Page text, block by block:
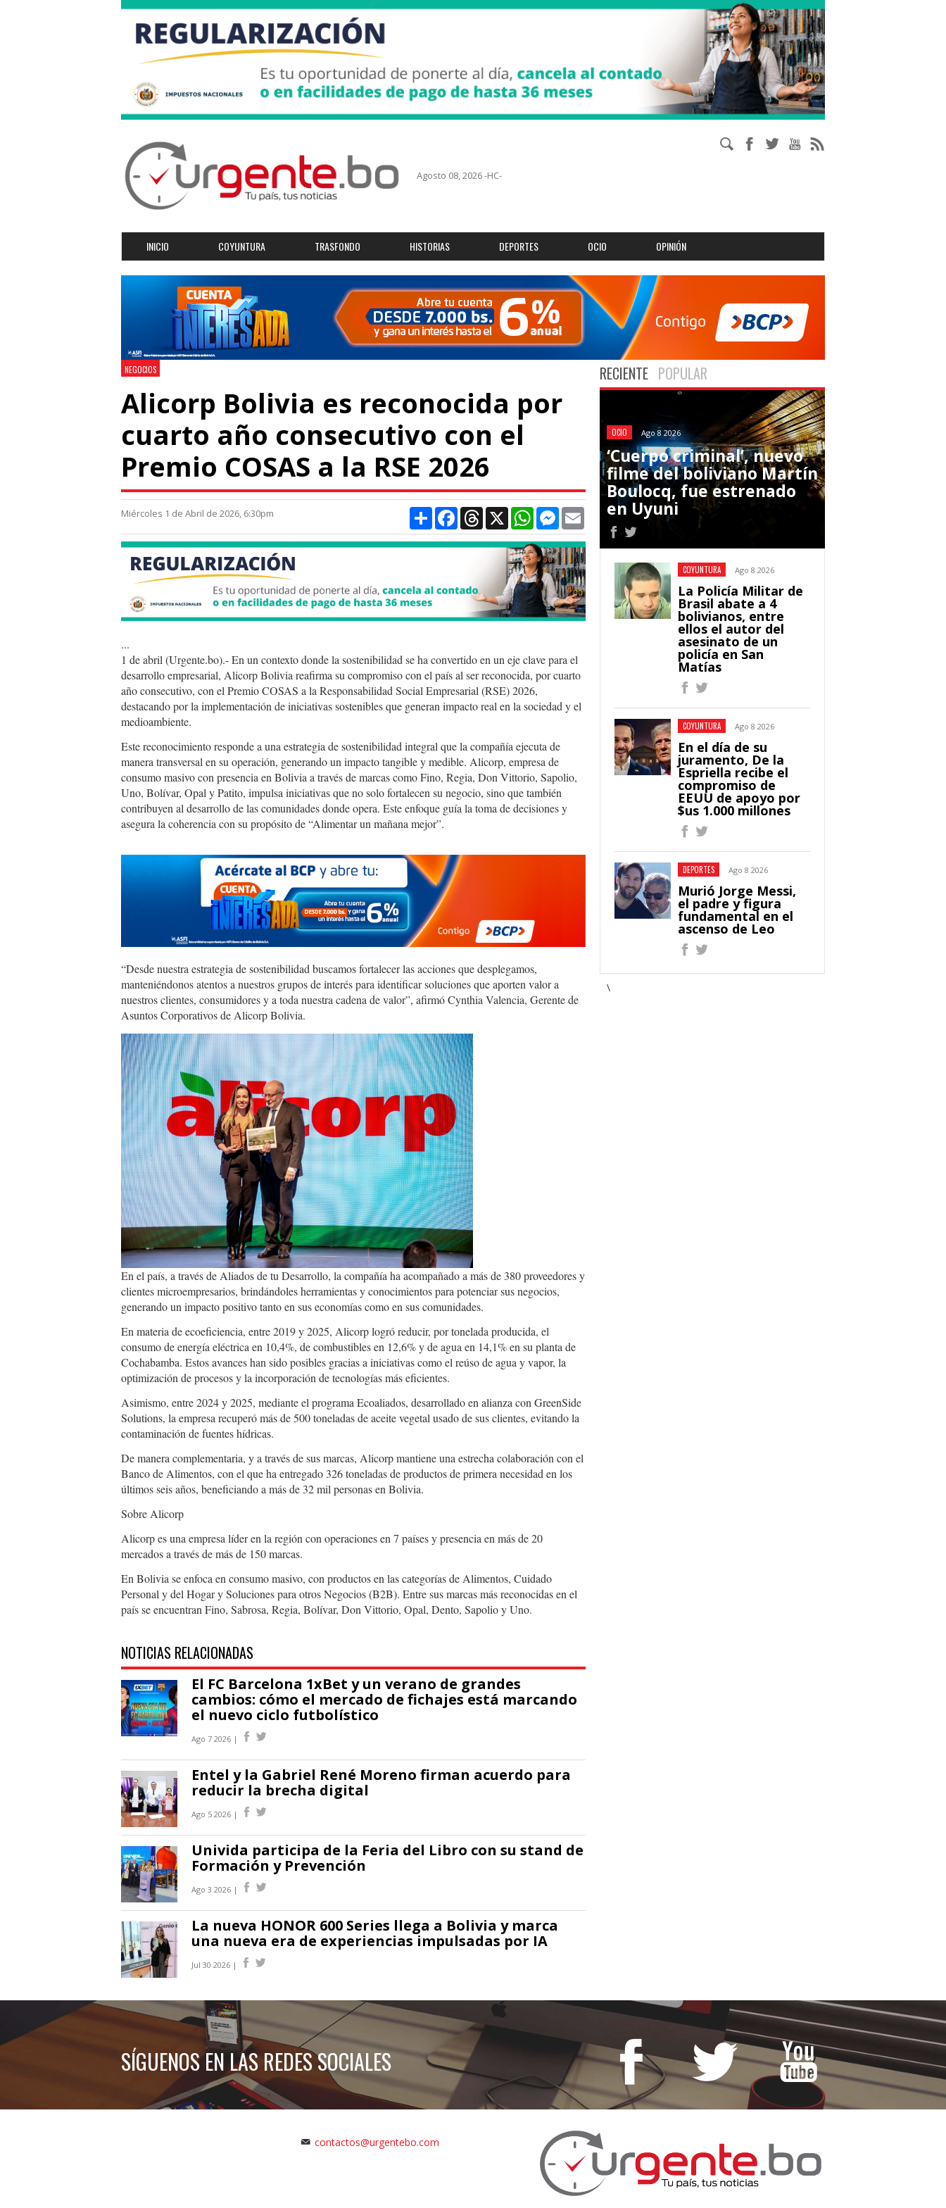
Agosto 08, 2026 -HC-
INICIO COYUNTURA TRASFONDO HISTORIAS DEPORTES OCIO OPINIÓN
NEGOCIOS
Alicorp Bolivia es reconocida por
cuarto año consecutivo con el
Premio COSAS a la RSE 2026
Miércoles 1 de Abril de 2026, 6:30pm CompartirFacebookThreads
X WhatsAppMessengerEmail
...
1 de abril (Urgente.bo).- En un contexto donde la sostenibilidad se ha convertido en un eje clave para el
desarrollo empresarial, Alicorp Bolivia reafirma su compromiso con el país al ser reconocida, por cuarto
año consecutivo, con el Premio COSAS a la Responsabilidad Social Empresarial (RSE) 2026,
destacando por la implementación de iniciativas sostenibles que generan impacto real en la sociedad y el
medioambiente.
Este reconocimiento responde a una estrategia de sostenibilidad integral que la compañía ejecuta de
manera transversal en su operación, generando un impacto tangible y medible. Alicorp, empresa de
consumo masivo con presencia en Bolivia a través de marcas como Fino, Regia, Don Vittorio, Sapolio,
Uno, Bolívar, Opal y Patito, impulsa iniciativas que no solo fortalecen su negocio, sino que también
contribuyen al desarrollo de las comunidades donde opera. Este enfoque guía la toma de decisiones y
asegura la coherencia con su propósito de “Alimentar un mañana mejor”.
“Desde nuestra estrategia de sostenibilidad buscamos fortalecer las acciones que desplegamos,
manteniéndonos atentos a nuestros grupos de interés para identificar soluciones que aporten valor a
nuestros clientes, consumidores y a toda nuestra cadena de valor”, afirmó Cynthia Valencia, Gerente de
Asuntos Corporativos de Alicorp Bolivia.
inbound5948820614451377782.jpg
En el país, a través de Aliados de tu Desarrollo, la compañía ha acompañado a más de 380 proveedores y
clientes microempresarios, brindándoles herramientas y conocimientos para potenciar sus negocios,
generando un impacto positivo tanto en sus economías como en sus comunidades.
En materia de ecoeficiencia, entre 2019 y 2025, Alicorp logró reducir, por tonelada producida, el
consumo de energía eléctrica en 10,4%, de combustibles en 12,6% y de agua en 14,1% en su planta de
Cochabamba. Estos avances han sido posibles gracias a iniciativas como el reúso de agua y vapor, la
optimización de procesos y la incorporación de tecnologías más eficientes.
Asimismo, entre 2024 y 2025, mediante el programa Ecoaliados, desarrollado en alianza con GreenSide
Solutions, la empresa recuperó más de 500 toneladas de aceite vegetal usado de sus clientes, evitando la
contaminación de fuentes hídricas.
De manera complementaria, y a través de sus marcas, Alicorp mantiene una estrecha colaboración con el
Banco de Alimentos, con el que ha entregado 326 toneladas de productos de primera necesidad en los
últimos seis años, beneficiando a más de 32 mil personas en Bolivia.
Sobre Alicorp
Alicorp es una empresa líder en la región con operaciones en 7 países y presencia en más de 20
mercados a través de más de 150 marcas.
En Bolivia se enfoca en consumo masivo, con productos en las categorías de Alimentos, Cuidado
Personal y del Hogar y Soluciones para otros Negocios (B2B). Entre sus marcas más reconocidas en el
país se encuentran Fino, Sabrosa, Regia, Bolívar, Don Vittorio, Opal, Dento, Sapolio y Uno.
NOTICIAS RELACIONADAS
El FC Barcelona 1xBet y un verano de grandes
cambios: cómo el mercado de fichajes está marcando
el nuevo ciclo futbolístico
Ago 7 2026 |
Entel y la Gabriel René Moreno firman acuerdo para
reducir la brecha digital
Ago 5 2026 |
Univida participa de la Feria del Libro con su stand de
Formación y Prevención
Ago 3 2026 |
La nueva HONOR 600 Series llega a Bolivia y marca
una nueva era de experiencias impulsadas por IA
Jul 30 2026 |
RECIENTE POPULAR
OCIO Ago 8 2026
‘Cuerpo criminal’, nuevo
filme del boliviano Martín
Boulocq, fue estrenado
en Uyuni
COYUNTURA Ago 8 2026
La Policía Militar de
Brasil abate a 4
bolivianos, entre
ellos el autor del
asesinato de un
policía en San
Matías
COYUNTURA Ago 8 2026
En el día de su
juramento, De la
Espriella recibe el
compromiso de
EEUU de apoyo por
$us 1.000 millones
DEPORTES Ago 8 2026
Murió Jorge Messi,
el padre y figura
fundamental en el
ascenso de Leo
\
SÍGUENOS EN LAS REDES SOCIALES
contactos@urgentebo.com